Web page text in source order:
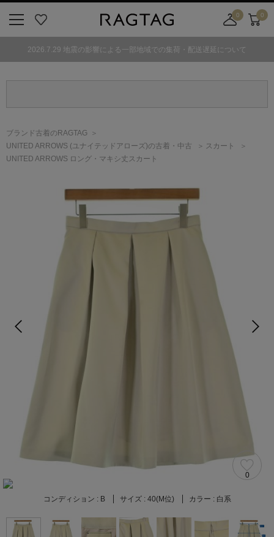
気
0
舗
カ
0
2026.7.29 地震の影響による一部地域での集荷・配送遅延について
ブランド古着のRAGTAG
UNITED ARROWS (ユナイテッドアローズ)の古着・中古
スカート
UNITED ARROWS ロング・マキシ丈スカート
0
コンディション : B サイズ : 40(M位) カラー : 白系